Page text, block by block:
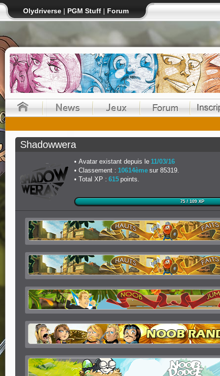
Olydriverse | PGM Stuff | Forum
Shadowwera
Avatar existant depuis le 11/03/16
Classement : 10614ème sur 85319.
Total XP : 615 points.
75 / 109 XP